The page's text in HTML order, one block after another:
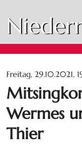
Freitag, 29.10.2021,
Wermes
Thier